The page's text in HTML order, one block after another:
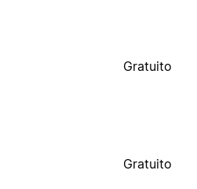
Gratuito
Gratuito